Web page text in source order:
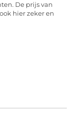
De prijs van
hier zeker en